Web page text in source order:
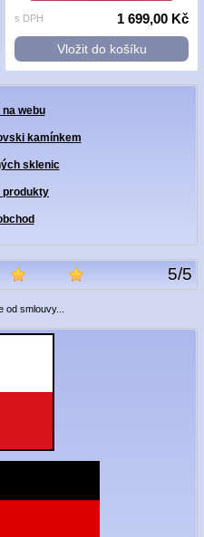
webu
kamínkem
sklenic
produkty
5/5
od smlouvy...
s DPH 1 699,00 Kč
Vložit do košíku